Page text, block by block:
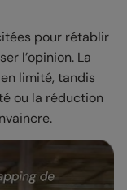
pour rétablir
l’opinion. La
limité, tandis
ou la réduction